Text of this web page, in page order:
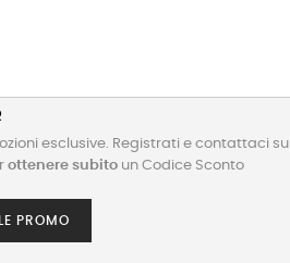
esclusive. Registrati e contattaci su
ottenere subito un Codice Sconto
PROMO